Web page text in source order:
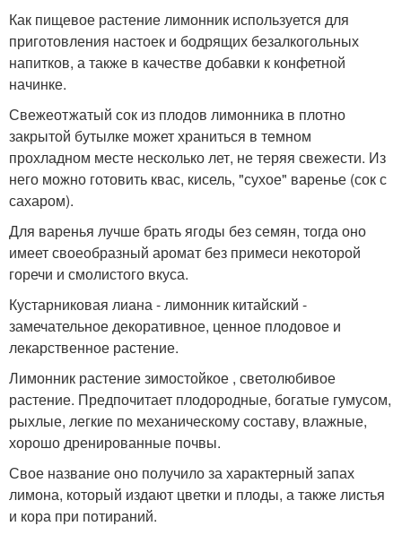
Как пищевое растение лимонник используется для
приготовления настоек и бодрящих безалкогольных
напитков, а также в качестве добавки к конфетной
начинке.
Свежеотжатый сок из плодов лимонника в плотно
закрытой бутылке может храниться в темном
прохладном месте несколько лет, не теряя свежести. Из
него можно готовить квас, кисель, "сухое" варенье (сок с
сахаром).
Для варенья лучше брать ягоды без семян, тогда оно
имеет своеобразный аромат без примеси некоторой
горечи и смолистого вкуса.
Кустарниковая лиана - лимонник китайский -
замечательное декоративное, ценное плодовое и
лекарственное растение.
Лимонник растение зимостойкое , светолюбивое
растение. Предпочитает плодородные, богатые гумусом,
рыхлые, легкие по механическому составу, влажные,
хорошо дренированные почвы.
Свое название оно получило за характерный запах
лимона, который издают цветки и плоды, а также листья
и кора при потираний.